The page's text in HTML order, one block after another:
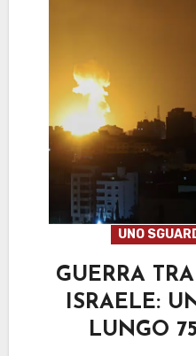
UNO
GUERRA
ISRAELE:
LUNGO